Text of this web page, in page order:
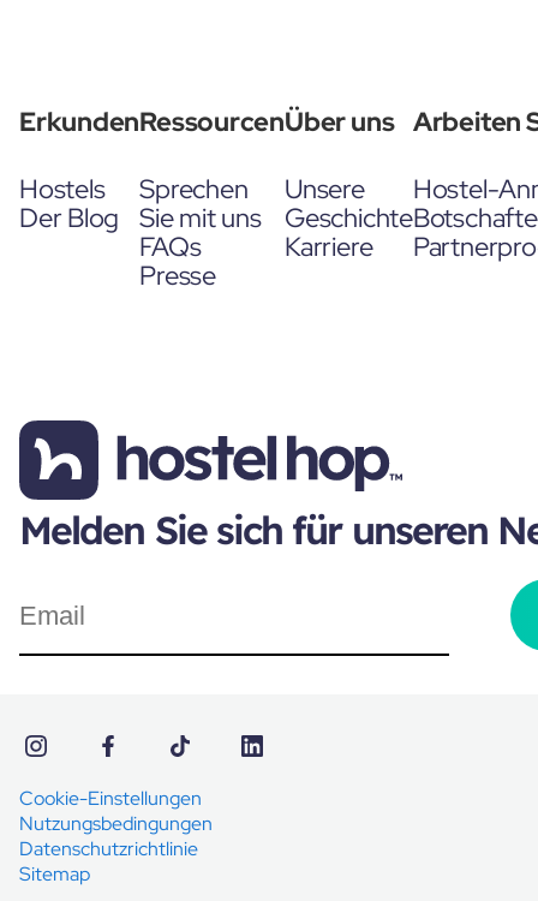
Erkunden
Hostels
Der Blog
Ressourcen
Sprechen
Sie mit uns
FAQs
Presse
Über uns
Unsere
Geschichte
Karriere
Arbeiten
Hostel-
Melden Sie sich für unseren
Cookie-Einstellungen
Nutzungsbedingungen
Datenschutzrichtlinie
Sitemap